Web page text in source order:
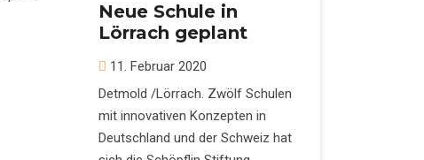
Neue Schule in
Lörrach geplant
11. Februar 2020
Detmold /Lörrach. Zwölf Schulen
mit innovativen Konzepten in
Deutschland und der Schweiz hat